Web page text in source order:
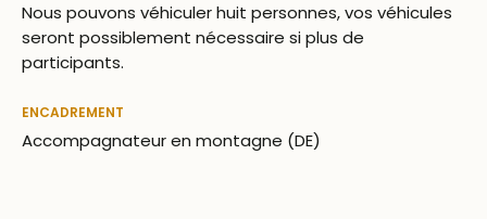
Nous pouvons véhiculer huit personnes, vos véhicules
seront possiblement nécessaire si plus de
participants.
ENCADREMENT
Accompagnateur en montagne (DE)